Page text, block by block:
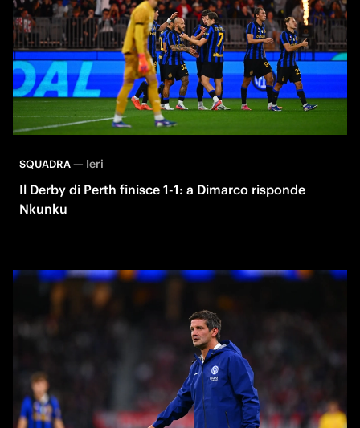
SQUADRA— Ieri
Il Derby di Perth finisce 1-1: a Dimarco risponde
Nkunku